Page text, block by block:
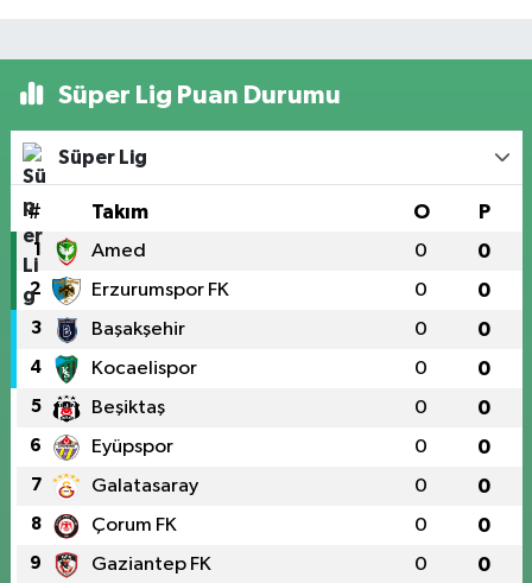
Süper Lig Puan Durumu
Süper Lig
# Takım O P
1 Amed 0 0
2 Erzurumspor FK 0 0
3 Başakşehir 0 0
4 Kocaelispor 0 0
5 Beşiktaş 0 0
6 Eyüpspor 0 0
7 Galatasaray 0 0
8 Çorum FK 0 0
9 Gaziantep FK 0 0